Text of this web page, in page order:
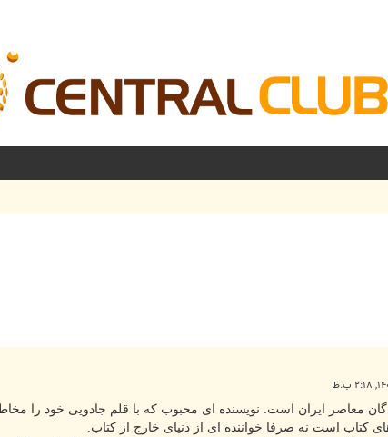
معاصر ایران است. نویسنده ای محبوب که با قلم جادویی خود را
است نه صرفا خواننده ای از دنیای خارج از کتاب.